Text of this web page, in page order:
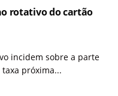
rotativo do cartão
incidem sobre a parte
próxima...